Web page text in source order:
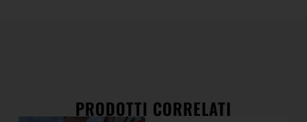
PRODOTTI CORRELATI